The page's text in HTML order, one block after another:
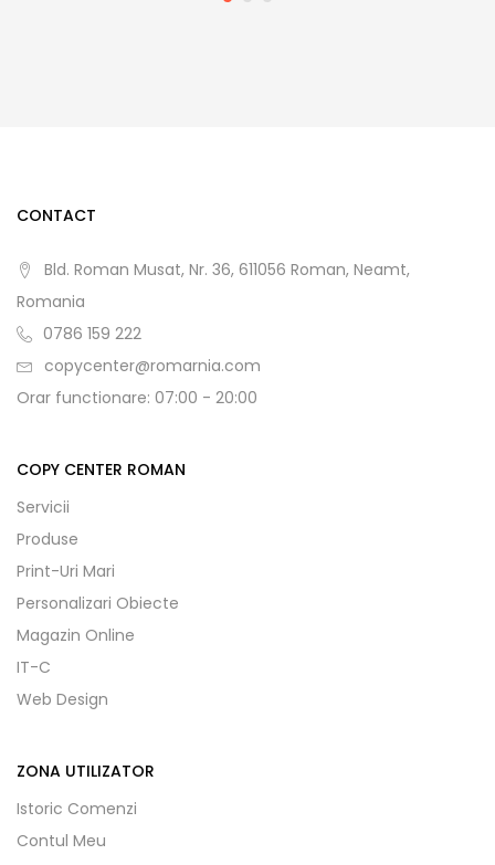
CONTACT
Bld. Roman Musat, Nr. 36, 611056 Roman, Neamt,
Romania
0786 159 222
copycenter@romarnia.com
Orar functionare: 07:00 - 20:00
COPY CENTER ROMAN
Servicii
Produse
Print-Uri Mari
Personalizari Obiecte
Magazin Online
IT-C
Web Design
ZONA UTILIZATOR
Istoric Comenzi
Contul Meu